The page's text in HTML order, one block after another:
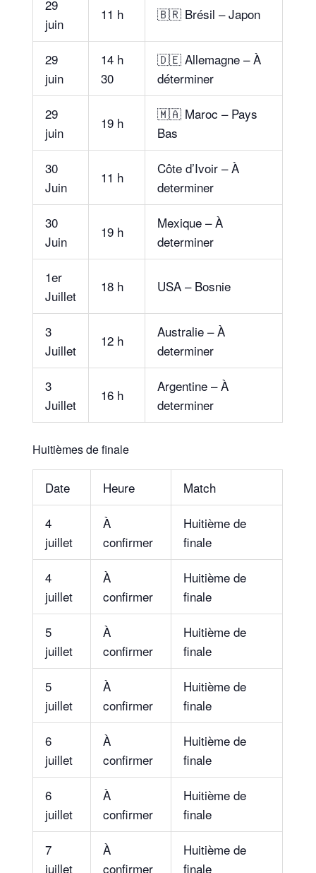
29
juin
11 h 🇧🇷 Brésil – Japon
29
juin
14 h
30
🇩🇪 Allemagne – À
déterminer
29
juin
19 h
🇲🇦 Maroc – Pays
Bas
30
Juin
11 h
Côte d’Ivoir – À
determiner
30
Juin
19 h
Mexique – À
determiner
1er
Juillet
18 h USA – Bosnie
3
Juillet
12 h
Australie – À
determiner
3
Juillet
16 h
Argentine – À
determiner
Huitièmes de finale
Date Heure
Match
4
juillet
À
confirmer
Huitième de
finale
4
juillet
À
confirmer
Huitième de
finale
5
juillet
À
confirmer
Huitième de
finale
5
juillet
À
confirmer
Huitième de
finale
6
juillet
À
confirmer
Huitième de
finale
6
juillet
À
confirmer
Huitième de
finale
7
juillet
À
confirmer
Huitième de
finale